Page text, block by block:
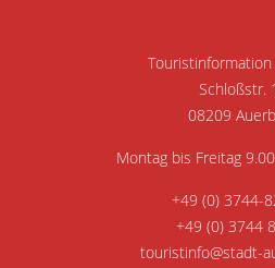
Touristinformation
Schloßstr.
08209
Montag bis Freitag
+49 (0) 3744-
+49 (0) 3744
touristinfo@stadt-